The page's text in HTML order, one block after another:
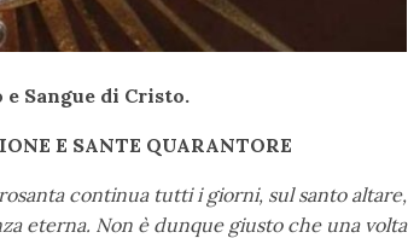
Sangue di Cristo.
E SANTE QUARANTORE
continua tutti i giorni, sul santo altare,
eterna. Non è dunque giusto che una volta